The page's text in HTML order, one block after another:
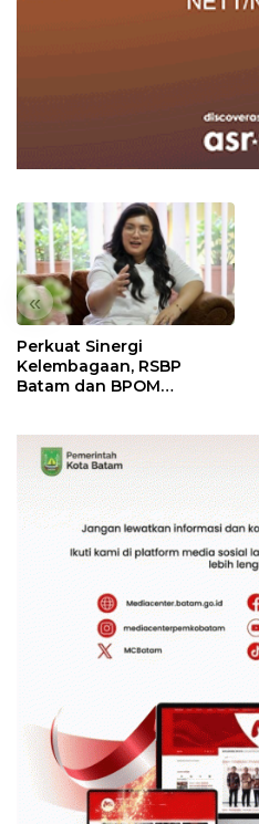
«
Perkuat Sinergi
Kelembagaan, RSBP
Batam dan BPOM